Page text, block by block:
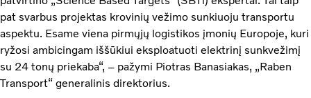
pat svarbus projektas krovinių vežimo sunkiuoju transportu
aspektu. Esame viena pirmųjų logistikos įmonių Europoje, kuri
ryžosi ambicingam iššūkiui eksploatuoti elektrinį sunkvežimį
su 24 tonų priekaba“, – pažymi Piotras Banasiakas, „Raben
Transport“ generalinis direktorius.